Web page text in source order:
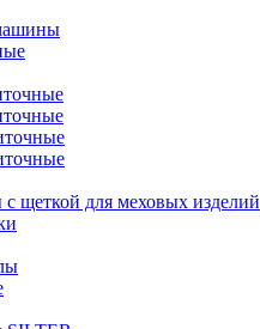
с щеткой для меховых изделий